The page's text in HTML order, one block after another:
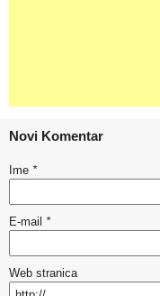
Novi Komentar
Ime *
E-mail *
Web stranica